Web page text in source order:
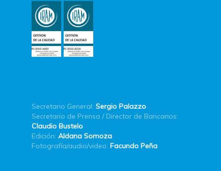
Secretario General: Sergio Palazzo
Secretario de Prensa / Director de Bancarios:
Claudio Bustelo
Edición: Aldana Somoza
Fotografía/audio/video: Facundo Peña